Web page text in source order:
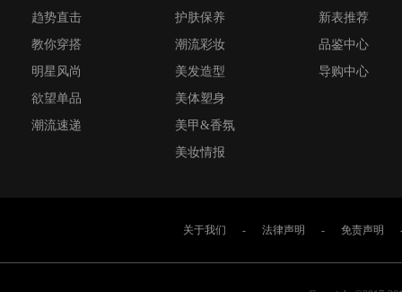
趋势直击
教你穿搭
明星风尚
欲望单品
潮流速递
护肤保养
潮流彩妆
美发造型
美体塑身
美甲&香氛
美妆情报
新表推荐
品鉴中心
导购中心
关于我们 - 法律声明 - 免责声明